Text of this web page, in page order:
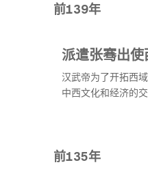
前139年
派遣张骞出使
汉武帝为了开拓西
中西文化和经济的
前135年